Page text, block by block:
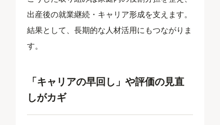
出産後の就業継続・キャリア形成を支えます。
結果として、長期的な人材活用にもつながりま
す。
「キャリアの早回し」や評価の見直
しがカギ